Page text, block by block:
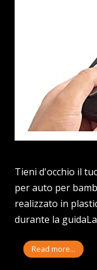
Tieni d'occhio il
per auto per
realizzato in
durante la
Read more...